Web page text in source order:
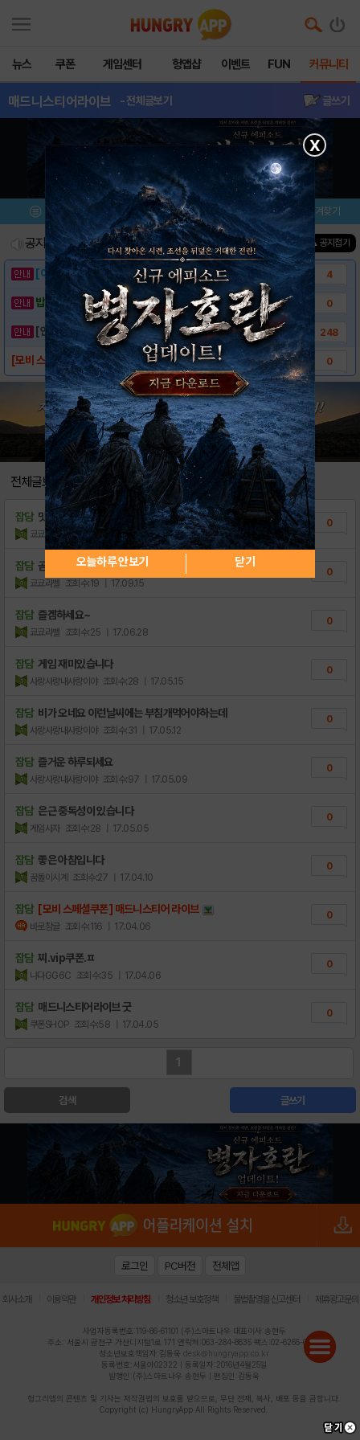
뉴스 쿠폰 게임센터 헝앱샵 이벤트 FUN 커뮤니티
매드니스티어라이브 - 전체글보기 글쓰기
메뉴 이벤트/미션 설치/평가 즐겨찾기
공지사항 진행중인 이벤트0건 ▲ 공지접기
[이벤트] 웃음으로 매일매일 해피! 유머 게시.. 4
밥알이의 헝앱통신 ⑲ “밥알이, 드디어 멀티를.. 0
[안내] 헝그리앱 필수 상식! 밥알 획득 안내.. 248
[모비 스페셜쿠폰] 매드니스티어 라이브 0
전체글보기
잡담 맛저하세요
쿄쿄라벨 조회수:55 | 17.10.30
0
잡담 곧 추석이 다가오네요 긴 연휴를 기다리면 즐겜..
쿄쿄라벨 조회수:19 | 17.09.15
0
잡담 즐겜하세요~
쿄쿄라벨 조회수:25 | 17.06.28
0
잡담 게임 재미있습니다
사랑사랑내사랑이야 조회수:28 | 17.05.15
0
잡담 비가 오네요 이런날씨에는 부침개먹어야하는데
사랑사랑내사랑이야 조회수:31 | 17.05.12
0
잡담 즐거운 하루되세요
사랑사랑내사랑이야 조회수:97 | 17.05.09
0
잡담 은근 중독성이 있습니다
게임사자 조회수:28 | 17.05.05
0
잡담 좋은 아침입니다
꿈돌이시계 조회수:27 | 17.04.10
0
잡담 [모비 스페셜쿠폰] 매드니스티어 라이브
바로참글 조회수:116 | 17.04.06
0
잡담 찌.vip쿠폰.ㅍ
나다GG6C 조회수:35 | 17.04.06
0
잡담 매드니스티어라이브 굿
쿠폰SHOP 조회수:58 | 17.04.05
0
1
검색 글쓰기
X
오늘하루 안보기 닫기
로그인 PC버전 전체앱
회사소개 이용약관 개인정보 처리방침 청소년 보호정책 불법촬영물 신고센터 제휴광고문의
사업자등록번호:119-86-61101 (주)스마트나우 대표이사:송현두
주소: 서울시 금천구 가산디지털1로 171 연락처:063-284-8635 팩스:02-6265-0377
청소년보호책임자:김동욱 desk@hungryapp.co.kr
등록번호:서울아02322 | 등록일자:2016년4월25일
발행인:(주)스마트나우 송현두 | 편집인:김동욱
헝그리앱의 콘텐츠 및 기사는 저작권법의 보호를 받으므로, 무단 전재, 복사, 배포 등을 금합니다.
Copyright (c) HungryApp All Rights Reserved.